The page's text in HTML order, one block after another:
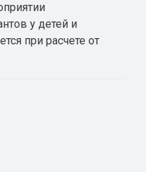
у детей и
при расчете от